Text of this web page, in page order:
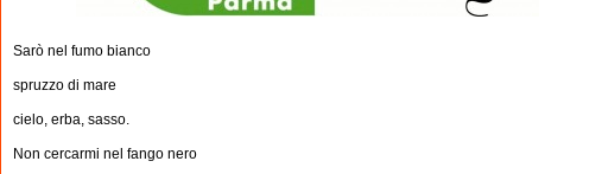
Sarò nel fumo bianco
spruzzo di mare
cielo, erba, sasso.
Non cercarmi nel fango nero